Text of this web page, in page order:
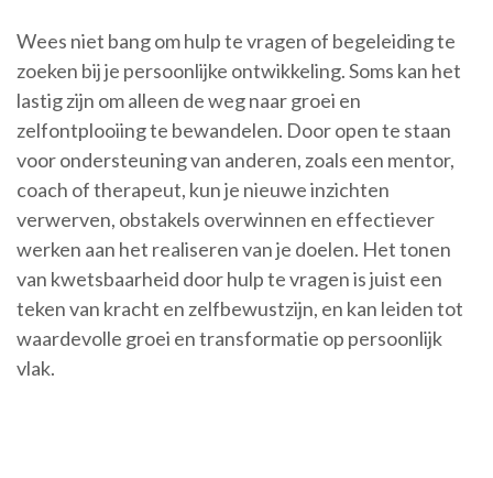
Wees niet bang om hulp te vragen of begeleiding te
zoeken bij je persoonlijke ontwikkeling. Soms kan het
lastig zijn om alleen de weg naar groei en
zelfontplooiing te bewandelen. Door open te staan
voor ondersteuning van anderen, zoals een mentor,
coach of therapeut, kun je nieuwe inzichten
verwerven, obstakels overwinnen en effectiever
werken aan het realiseren van je doelen. Het tonen
van kwetsbaarheid door hulp te vragen is juist een
teken van kracht en zelfbewustzijn, en kan leiden tot
waardevolle groei en transformatie op persoonlijk
vlak.